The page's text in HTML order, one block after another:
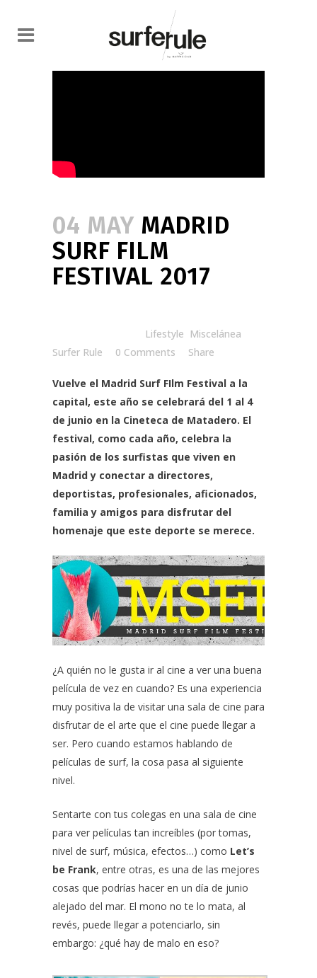
04 MAY MADRID
SURF FILM
FESTIVAL 2017
Lifestyle Miscelánea
Surfer Rule
0 Comments Share
Vuelve el Madrid Surf FIlm Festival a la
capital, este año se celebrará del 1 al 4
de junio en la Cineteca de Matadero. El
festival, como cada año, celebra la
pasión de los surfistas que viven en
Madrid y conectar a directores,
deportistas, profesionales, aficionados,
familia y amigos para disfrutar del
homenaje que este deporte se merece.
¿A quién no le gusta ir al cine a ver una buena
película de vez en cuando? Es una experiencia
muy positiva la de visitar una sala de cine para
disfrutar de el arte que el cine puede llegar a
ser. Pero cuando estamos hablando de
películas de surf, la cosa pasa al siguiente
nivel.
Sentarte con tus colegas en una sala de cine
para ver películas tan increíbles (por tomas,
nivel de surf, música, efectos…) como Let’s
be Frank, entre otras, es una de las mejores
cosas que podrías hacer en un día de junio
alejado del mar. El mono no te lo mata, al
revés, puede llegar a potenciarlo, sin
embargo: ¿qué hay de malo en eso?